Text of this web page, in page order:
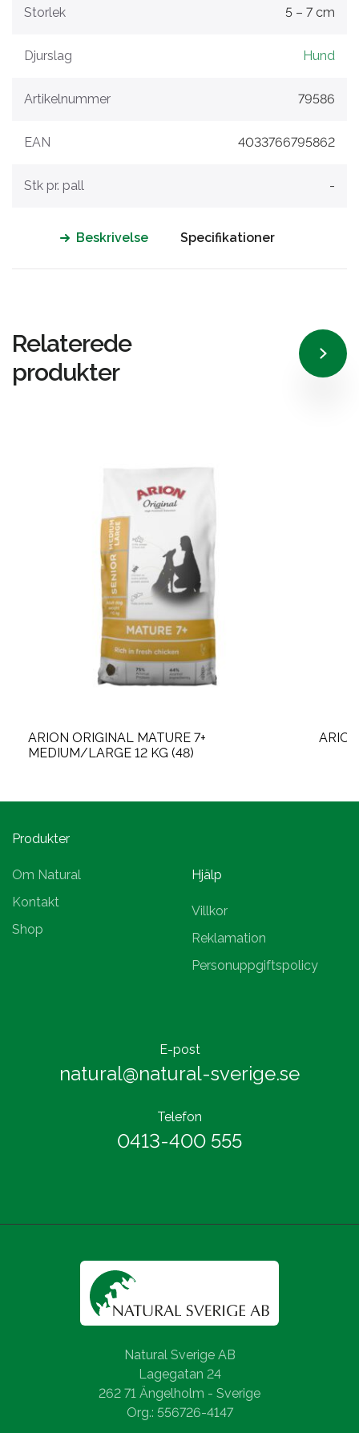
Storlek 5 – 7 cm
Djurslag Hund
Artikelnummer 79586
EAN 4033766795862
Stk pr. pall -
Beskrivelse Specifikationer
Relaterede
produkter
ARION ORIGINAL MATURE 7+
MEDIUM/LARGE 12 KG (48)
Produkter
Om Natural
Kontakt
Shop
Hjälp
Villkor
Reklamation
Personuppgiftspolicy
E-post
natural@natural-sverige.se
Telefon
0413-400 555
Natural Sverige AB
Lagegatan 24
262 71 Ängelholm - Sverige
Org.: 556726-4147